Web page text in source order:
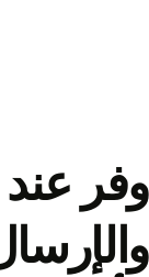
وفر عند